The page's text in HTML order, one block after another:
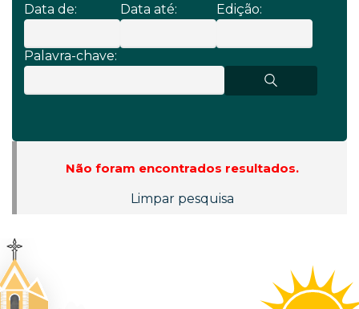
Data de: Data até: Edição:
Palavra-chave:
Não foram encontrados resultados.
Limpar pesquisa